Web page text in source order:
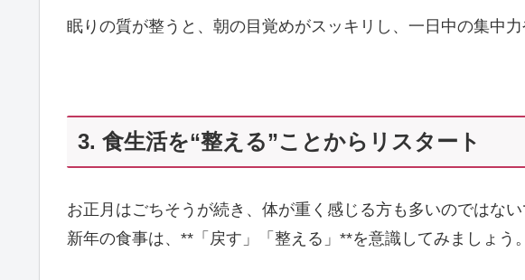
眠りの質が整うと、朝の目覚めがスッキリし、一日中の集中力
3. 食生活を“整える”ことからリスタート
お正月はごちそうが続き、体が重く感じる方も多いのではない
新年の食事は、**「戻す」「整える」**を意識してみましょう。